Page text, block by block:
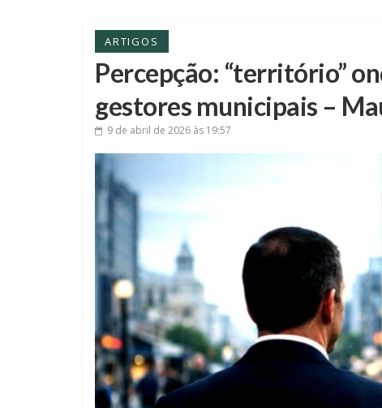
ARTIGOS
Percepção: “território”
gestores municipais –
9 de abril de 2026 às 19:57